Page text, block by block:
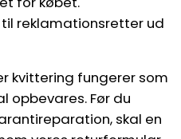
reklamationsretter ud
kvittering fungerer som
opbevares. Før du
skal en